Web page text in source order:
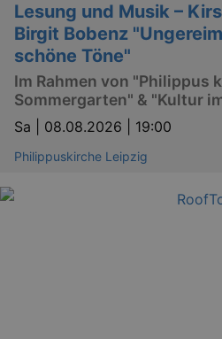
Lesung und Musik –
Birgit Bobenz
schöne Töne"
Im Rahmen von "Philippus
Sommergarten" & "Kultur
Sa | 08.08.2026 | 19:00
Philippuskirche Leipzig